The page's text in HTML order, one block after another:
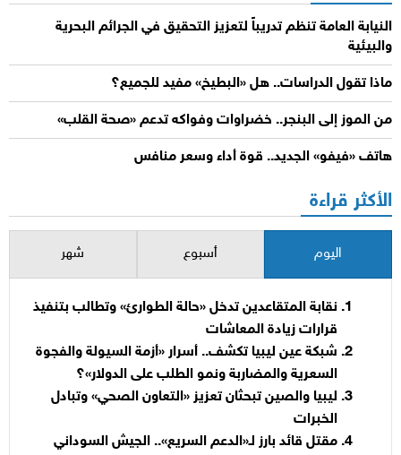
النيابة العامة تنظم تدريباً لتعزيز التحقيق في الجرائم البحرية
والبيئية
ماذا تقول الدراسات.. هل «البطيخ» مفيد للجميع؟
من الموز إلى البنجر.. خضراوات وفواكه تدعم «صحة القلب»
هاتف «فيفو» الجديد.. قوة أداء وسعر منافس
الأكثر قراءة
اليوم أسبوع شهر
نقابة المتقاعدين تدخل «حالة الطوارئ» وتطالب بتنفيذ
قرارات زيادة المعاشات
شبكة عين ليبيا تكشف.. أسرار «أزمة السيولة والفجوة
السعرية والمضاربة ونمو الطلب على الدولار»؟
ليبيا والصين تبحثان تعزيز «التعاون الصحي» وتبادل
الخبرات
مقتل قائد بارز لـ«الدعم السريع».. الجيش السوداني